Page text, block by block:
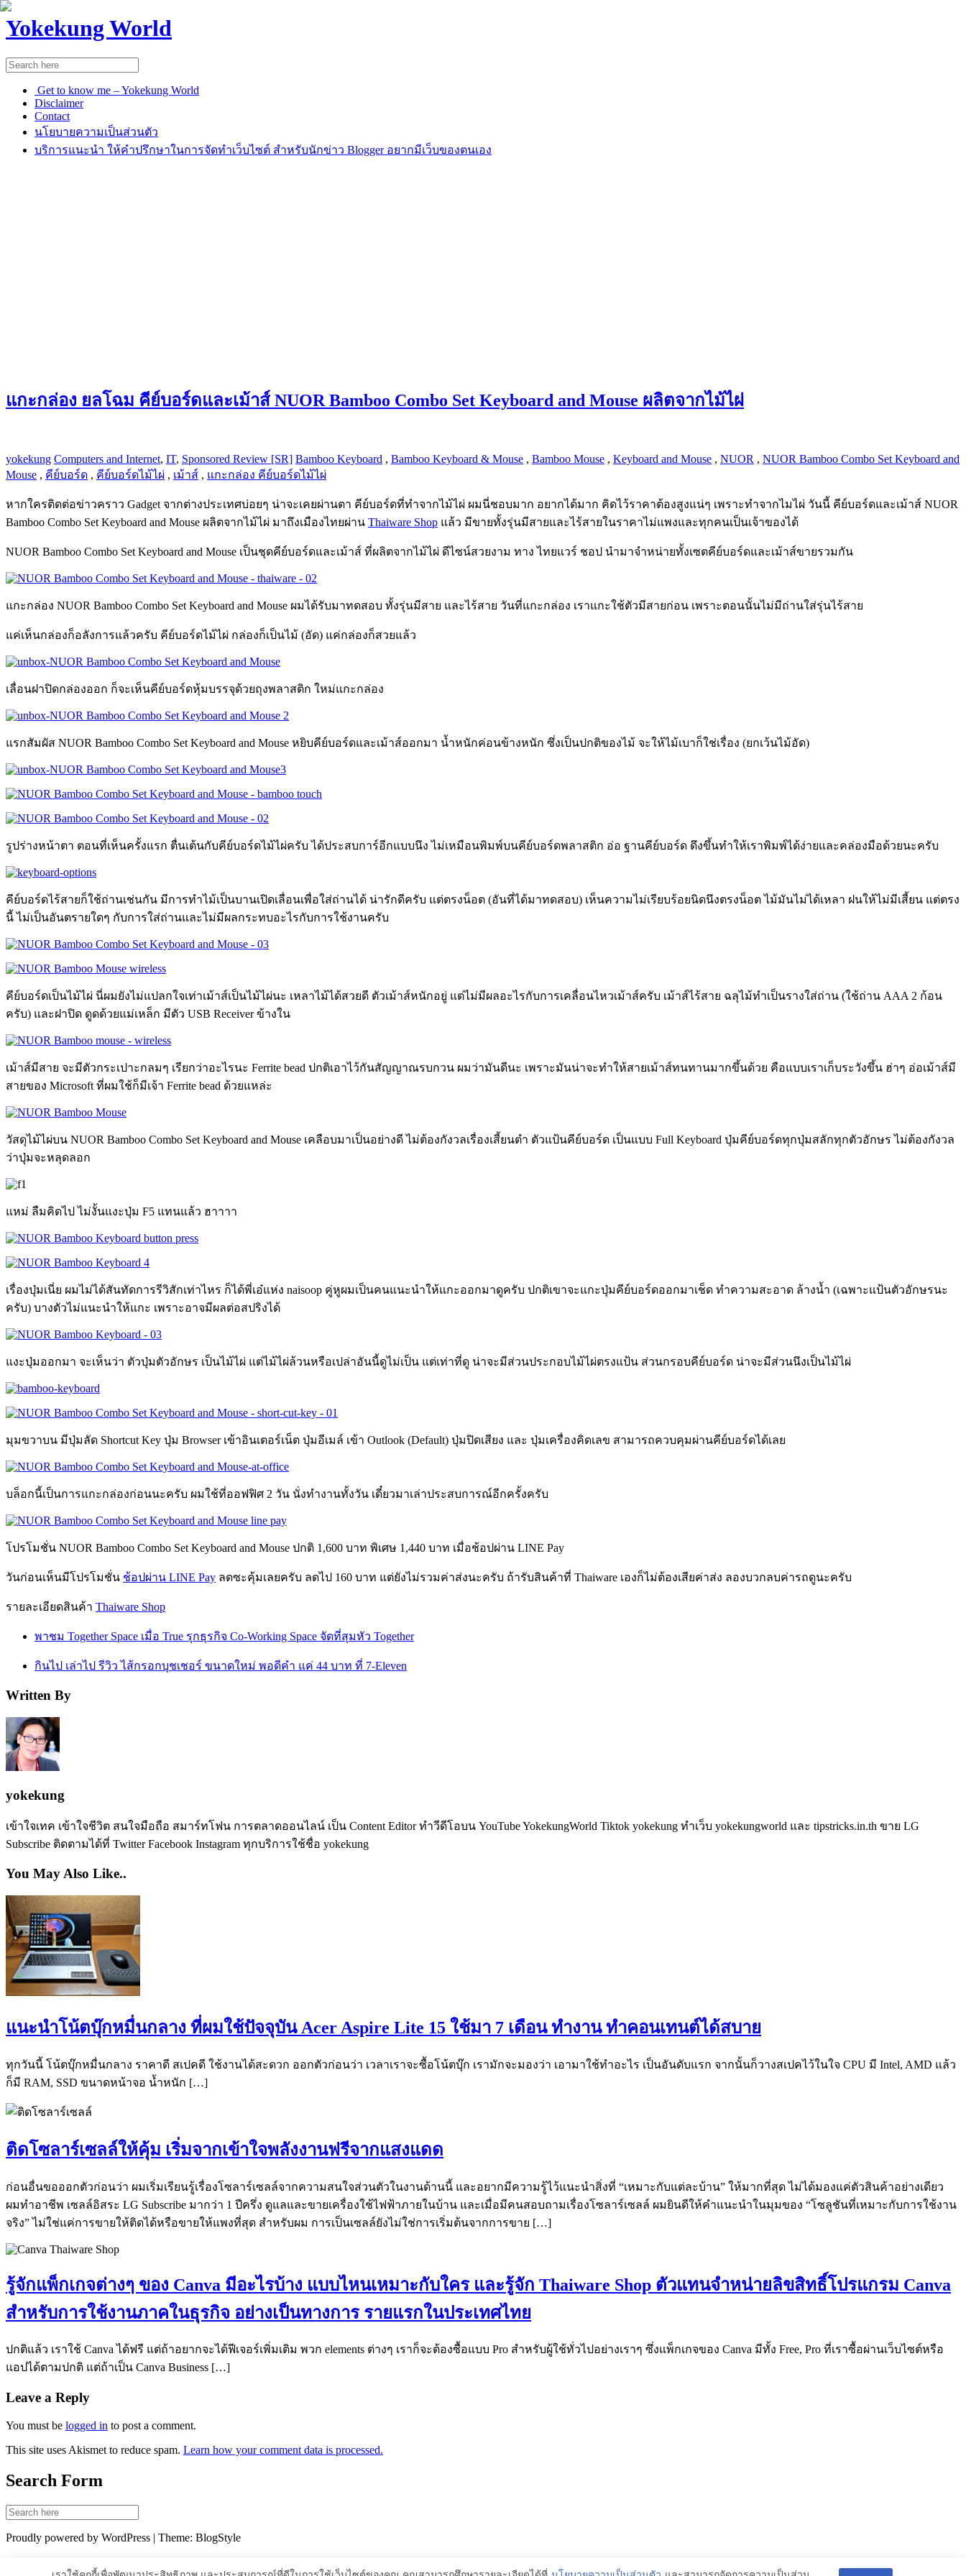
Yokekung World
Get to know me – Yokekung World
Disclaimer
Contact
นโยบายความเป็นส่วนตัว
บริการแนะนำ ให้คำปรึกษาในการจัดทำเว็บไซต์ สำหรับนักข่าว Blogger อยากมีเว็บของตนเอง
แกะกล่อง ยลโฉม คีย์บอร์ดและเม้าส์ NUOR Bamboo Combo Set Keyboard and Mouse ผลิตจากไม้ไผ่
yokekung Computers and Internet, IT, Sponsored Review [SR] Bamboo Keyboard , Bamboo Keyboard & Mouse , Bamboo Mouse , Keyboard and Mouse , NUOR , NUOR Bamboo Combo Set Keyboard and
Mouse , คีย์บอร์ด , คีย์บอร์ดไม้ไผ่ , เม้าส์ , แกะกล่อง คีย์บอร์ดไม้ไผ่
หากใครติดต่อข่าวคราว Gadget จากต่างประเทศบ่อยๆ น่าจะเคยผ่านตา คีย์บอร์ดที่ทำจากไม้ไผ่ ผมนี่ชอบมาก อยากได้มาก คิดไว้ราคาต้องสูงแน่ๆ เพราะทำจากไมไผ่ วันนี้ คีย์บอร์ดและเม้าส์ NUOR
Bamboo Combo Set Keyboard and Mouse ผลิตจากไม้ไผ่ มาถึงเมืองไทยผ่าน Thaiware Shop แล้ว มีขายทั้งรุ่นมีสายและไร้สายในราคาไม่แพงและทุกคนเป็นเจ้าของได้
NUOR Bamboo Combo Set Keyboard and Mouse เป็นชุดคีย์บอร์ดและเม้าส์ ที่ผลิตจากไม้ไผ่ ดีไซน์สวยงาม ทาง ไทยแวร์ ชอป นำมาจำหน่ายทั้งเซตคีย์บอร์ดและเม้าส์ขายรวมกัน
แกะกล่อง NUOR Bamboo Combo Set Keyboard and Mouse ผมได้รับมาทดสอบ ทั้งรุ่นมีสาย และไร้สาย วันที่แกะกล่อง เราแกะใช้ตัวมีสายก่อน เพราะตอนนั้นไม่มีถ่านใส่รุ่นไร้สาย
แค่เห็นกล่องก็อลังการแล้วครับ คีย์บอร์ดไม้ไผ่ กล่องก็เป็นไม้ (อัด) แค่กล่องก็สวยแล้ว
เลื่อนฝาปิดกล่องออก ก็จะเห็นคีย์บอร์ดหุ้มบรรจุด้วยถุงพลาสติก ใหม่แกะกล่อง
แรกสัมผัส NUOR Bamboo Combo Set Keyboard and Mouse หยิบคีย์บอร์ดและเม้าส์ออกมา น้ำหนักค่อนข้างหนัก ซึ่งเป็นปกติของไม้ จะให้ไม้เบาก็ใช่เรื่อง (ยกเว้นไม้อัด)
รูปร่างหน้าตา ตอนที่เห็นครั้งแรก ตื่นเต้นกับคีย์บอร์ดไม้ไผ่ครับ ได้ประสบการ์อีกแบบนึง ไม่เหมือนพิมพ์บนคีย์บอร์ดพลาสติก อ่อ ฐานคีย์บอร์ด ดึงขึ้นทำให้เราพิมพ์ได้ง่ายและคล่องมือด้วยนะครับ
คีย์บอร์ดไร้สายก็ใช้ถ่านเช่นกัน มีการทำไม้เป็นบานเปิดเลื่อนเพื่อใส่ถ่านได้ น่ารักดีครับ แต่ตรงน็อต (อันที่ได้มาทดสอบ) เห็นความไม่เรียบร้อยนิดนึงตรงน็อต ไม้มันไม่ได้เหลา ฝนให้ไม่มีเสี้ยน แต่ตรง
นี้ ไม่เป็นอันตรายใดๆ กับการใส่ถ่านและไม่มีผลกระทบอะไรกับการใช้งานครับ
คีย์บอร์ดเป็นไม้ไผ่ นี่ผมยังไม่แปลกใจเท่าเม้าส์เป็นไม้ไผ่นะ เหลาไม้ได้สวยดี ตัวเม้าส์หนักอยู่ แต่ไม่มีผลอะไรกับการเคลื่อนไหวเม้าส์ครับ เม้าส์ไร้สาย ฉลุไม้ทำเป็นรางใส่ถ่าน (ใช้ถ่าน AAA 2 ก้อน
ครับ) และฝาปิด ดูดด้วยแม่เหล็ก มีตัว USB Receiver ข้างใน
เม้าส์มีสาย จะมีตัวกระเปาะกลมๆ เรียกว่าอะไรนะ Ferrite bead ปกติเอาไว้กันสัญญาณรบกวน ผมว่ามันดีนะ เพราะมันน่าจะทำให้สายเม้าส์ทนทานมากขึ้นด้วย คือแบบเราเก็บระวังขึ้น ฮ่าๆ อ่อเม้าส์มี
สายของ Microsoft ที่ผมใช้ก็มีเจ้า Ferrite bead ด้วยแหล่ะ
วัสดุไม้ไผ่บน NUOR Bamboo Combo Set Keyboard and Mouse เคลือบมาเป็นอย่างดี ไม่ต้องกังวลเรื่องเสี้ยนตำ ตัวแป้นคีย์บอร์ด เป็นแบบ Full Keyboard ปุ่มคีย์บอร์ดทุกปุ่มสลักทุกตัวอักษร ไม่ต้องกังวล
ว่าปุ่มจะหลุดลอก
แหม่ ลืมคิดไป ไม่งั้นแงะปุ่ม F5 แทนแล้ว ฮาาาา
เรื่องปุ่มเนี่ย ผมไม่ได้สันทัดการรีวิสักเท่าไหร ก็ได้พี่เอ๋แห่ง naisoop คู่หูผมเป็นคนแนะนำให้แกะออกมาดูครับ ปกติเขาจะแกะปุ่มคีย์บอร์ดออกมาเช็ด ทำความสะอาด ล้างน้ำ (เฉพาะแป้นตัวอักษรนะ
ครับ) บางตัวไม่แนะนำให้แกะ เพราะอาจมีผลต่อสปริงได้
แงะปุ่มออกมา จะเห็นว่า ตัวปุ่มตัวอักษร เป็นไม้ไผ่ แต่ไม้ไผ่ล้วนหรือเปล่าอันนี้ดูไม่เป็น แต่เท่าที่ดู น่าจะมีส่วนประกอบไม้ไผ่ตรงแป้น ส่วนกรอบคีย์บอร์ด น่าจะมีส่วนนึงเป็นไม้ไผ่
มุมขวาบน มีปุ่มลัด Shortcut Key ปุ่ม Browser เข้าอินเตอร์เน็ต ปุ่มอีเมล์ เข้า Outlook (Default) ปุ่มปิดเสียง และ ปุ่มเครื่องคิดเลข สามารถควบคุมผ่านคีย์บอร์ดได้เลย
บล็อกนี้เป็นการแกะกล่องก่อนนะครับ ผมใช้ที่ออฟฟิศ 2 วัน นั่งทำงานทั้งวัน เดี๋ยวมาเล่าประสบการณ์อีกครั้งครับ
โปรโมชั่น NUOR Bamboo Combo Set Keyboard and Mouse ปกติ 1,600 บาท พิเศษ 1,440 บาท เมื่อช้อปผ่าน LINE Pay
วันก่อนเห็นมีโปรโมชั่น ช้อปผ่าน LINE Pay ลดซะคุ้มเลยครับ ลดไป 160 บาท แต่ยังไม่รวมค่าส่งนะครับ ถ้ารับสินค้าที่ Thaiware เองก็ไม่ต้องเสียค่าส่ง ลองบวกลบค่ารถดูนะครับ
รายละเอียดสินค้า Thaiware Shop
พาชม Together Space เมื่อ True รุกธุรกิจ Co-Working Space จัดที่สุมหัว Together
กินไป เล่าไป รีวิว ไส้กรอกบุชเชอร์ ขนาดใหม่ พอดีคำ แค่ 44 บาท ที่ 7-Eleven
Written By
yokekung
เข้าใจเทค เข้าใจชีวิต สนใจมือถือ สมาร์ทโฟน การตลาดออนไลน์ เป็น Content Editor ทำวีดีโอบน YouTube YokekungWorld Tiktok yokekung ทำเว็บ yokekungworld และ tipstricks.in.th ขาย LG
Subscribe ติดตามได้ที่ Twitter Facebook Instagram ทุกบริการใช้ชื่อ yokekung
You May Also Like..
แนะนำโน้ตบุ๊กหมื่นกลาง ที่ผมใช้ปัจจุบัน Acer Aspire Lite 15 ใช้มา 7 เดือน ทำงาน ทำคอนเทนต์ได้สบาย
ทุกวันนี้ โน้ตบุ๊กหมื่นกลาง ราคาดี สเปคดี ใช้งานได้สะดวก ออกตัวก่อนว่า เวลาเราจะซื้อโน้ตบุ๊ก เรามักจะมองว่า เอามาใช้ทำอะไร เป็นอันดับแรก จากนั้นก็วางสเปคไว้ในใจ CPU มี Intel, AMD แล้ว
ก็มี RAM, SSD ขนาดหน้าจอ น้ำหนัก […]
ติดโซลาร์เซลล์ให้คุ้ม เริ่มจากเข้าใจพลังงานฟรีจากแสงแดด
ก่อนอื่นขอออกตัวก่อนว่า ผมเริ่มเรียนรู้เรื่องโซลาร์เซลล์จากความสนใจส่วนตัวในงานด้านนี้ และอยากมีความรู้ไว้แนะนำสิ่งที่ “เหมาะกับแต่ละบ้าน” ให้มากที่สุด ไม่ได้มองแค่ตัวสินค้าอย่างเดียว
ผมทำอาชีพ เซลล์อิสระ LG Subscribe มากว่า 1 ปีครึ่ง ดูแลและขายเครื่องใช้ไฟฟ้าภายในบ้าน และเมื่อมีคนสอบถามเรื่องโซลาร์เซลล์ ผมยินดีให้คำแนะนำในมุมของ “โซลูชันที่เหมาะกับการใช้งาน
จริง” ไม่ใช่แค่การขายให้ติดได้หรือขายให้แพงที่สุด สำหรับผม การเป็นเซลล์ยังไม่ใช่การเริ่มต้นจากการขาย […]
รู้จักแพ็กเกจต่างๆ ของ Canva มีอะไรบ้าง แบบไหนเหมาะกับใคร และรู้จัก Thaiware Shop ตัวแทนจำหน่ายลิขสิทธิ์โปรแกรม Canva
สำหรับการใช้งานภาคในธุรกิจ อย่างเป็นทางการ รายแรกในประเทศไทย
ปกติแล้ว เราใช้ Canva ได้ฟรี แต่ถ้าอยากจะได้ฟีเจอร์เพิ่มเติม พวก elements ต่างๆ เราก็จะต้องซื้อแบบ Pro สำหรับผู้ใช้ทั่วไปอย่างเราๆ ซึ่งแพ็กเกจของ Canva มีทั้ง Free, Pro ที่เราซื้อผ่านเว็บไซต์หรือ
แอปได้ตามปกติ แต่ถ้าเป็น Canva Business […]
Leave a Reply
You must be logged in to post a comment.
This site uses Akismet to reduce spam. Learn how your comment data is processed.
Search Form
Proudly powered by WordPress | Theme: BlogStyle